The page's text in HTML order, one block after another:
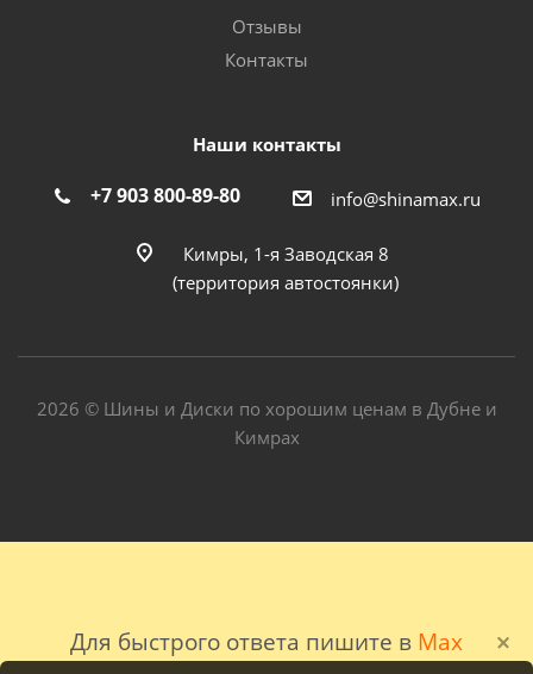
Для быстрого ответа пишите в Max
Отзывы
Контакты
Наши контакты
+7 903 800-89-80 info@shinamax.ru
Кимры, 1-я Заводская 8
(территория автостоянки)
2026 © Шины и Диски по хорошим ценам в Дубне и
Кимрах